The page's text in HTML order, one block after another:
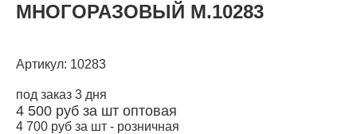
МНОГОРАЗОВЫЙ М.10283
Артикул: 10283
под заказ 3 дня
4 500 руб за шт оптовая
4 700 руб за шт - розничная